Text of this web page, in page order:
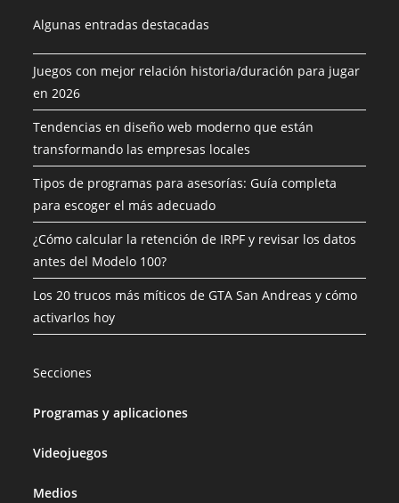
Algunas entradas destacadas
Juegos con mejor relación historia/duración para jugar
en 2026
Tendencias en diseño web moderno que están
transformando las empresas locales
Tipos de programas para asesorías: Guía completa
para escoger el más adecuado
¿Cómo calcular la retención de IRPF y revisar los datos
antes del Modelo 100?
Los 20 trucos más míticos de GTA San Andreas y cómo
activarlos hoy
Secciones
Programas y aplicaciones
Videojuegos
Medios